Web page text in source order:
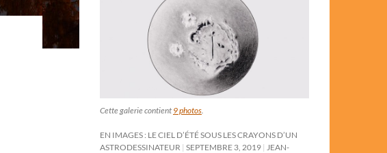
Cette galerie contient 9 photos
EN IMAGES : LE CIEL D’ÉTÉ SOUS LES CRAYONS D’UN
ASTRODESSINATEUR SEPTEMBRE 3, 2019
JEAN-